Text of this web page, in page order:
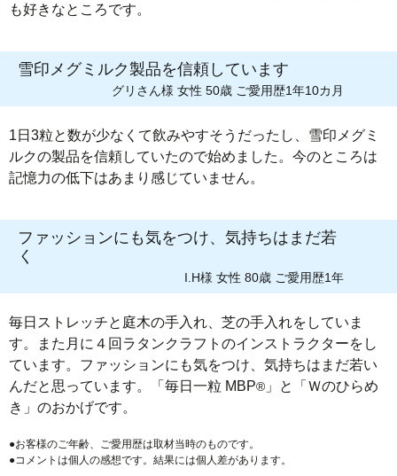
も好きなところです。
雪印メグミルク製品を信頼しています
グリさん様 女性 50歳 ご愛用歴1年10カ月
1日3粒と数が少なくて飲みやすそうだったし、雪印メグミ
ルクの製品を信頼していたので始めました。今のところは
記憶力の低下はあまり感じていません。
ファッションにも気をつけ、気持ちはまだ若
く
I.H様 女性 80歳 ご愛用歴1年
毎日ストレッチと庭木の手入れ、芝の手入れをしていま
す。また月に４回ラタンクラフトのインストラクターをし
ています。ファッションにも気をつけ、気持ちはまだ若い
んだと思っています。「毎日一粒 MBP® 」と「Ｗのひらめ
き」のおかげです。
●お客様のご年齢、ご愛用歴は取材当時のものです。
●コメントは個人の感想です。結果には個人差があります。